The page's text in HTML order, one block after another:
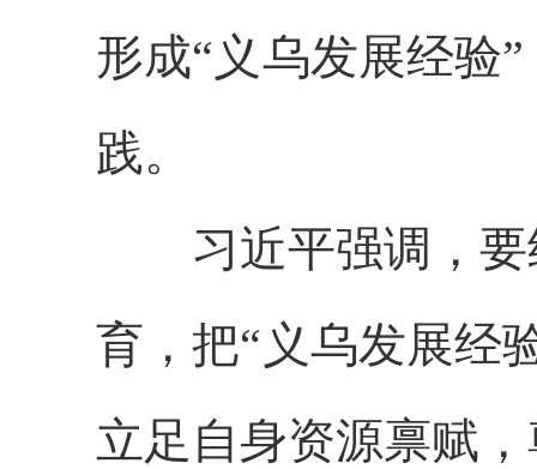
形成“义乌发展经验
践。
习近平强调，要
育，把“义乌发展经
立足自身资源禀赋